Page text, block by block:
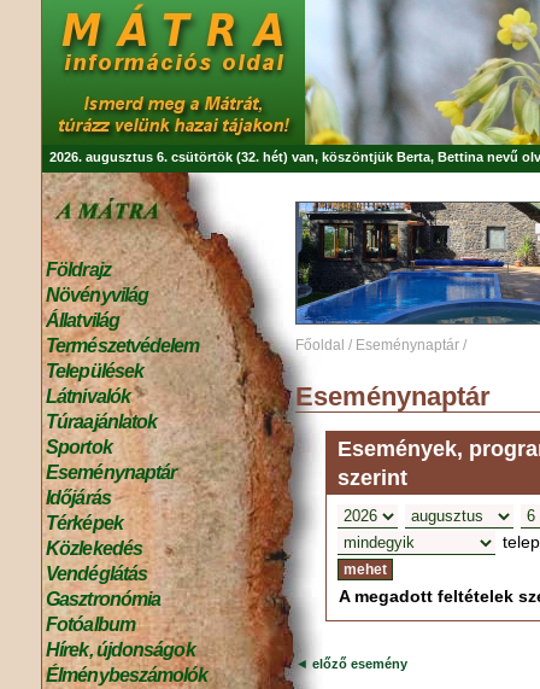
2026. augusztus 6. csütörtök (32. hét) van, köszöntjük Berta, Bettina nevű
Földrajz
Növényvilág
Állatvilág
Természetvédelem
Települések
Látnivalók
Túraajánlatok
Sportok
Eseménynaptár
Időjárás
Térképek
Közlekedés
Vendéglátás
Gasztronómia
Fotóalbum
Hírek, újdonságok
Élménybeszámolók
Főoldal / Eseménynaptár /
Eseménynaptár
Események,
szerint
A megadott feltételek
◄ előző esemény